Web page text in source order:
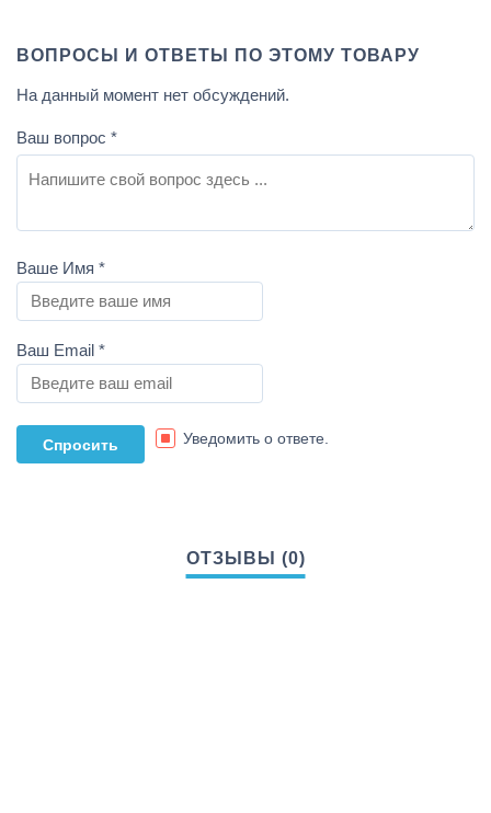
ВОПРОСЫ И ОТВЕТЫ ПО ЭТОМУ ТОВАРУ
На данный момент нет обсуждений.
Ваш вопрос *
Ваше Имя *
Ваш Email *
Уведомить о ответе.